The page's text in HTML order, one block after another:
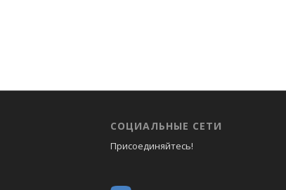
СОЦИАЛЬНЫЕ СЕТИ
Присоединяйтесь!